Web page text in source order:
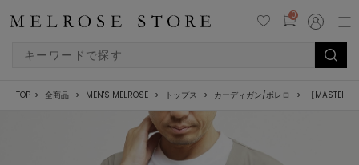
0
TOP 全商品 MEN'S MELROSE トップス カーディガン/ボレロ 【MASTER